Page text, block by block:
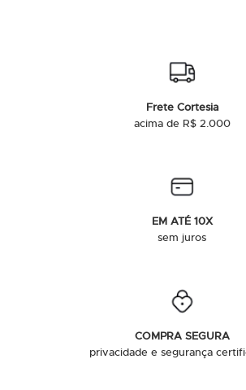
Frete Cortesia
acima de R$ 2.000
EM ATÉ 10X
sem juros
COMPRA SEGURA
privacidade e segurança